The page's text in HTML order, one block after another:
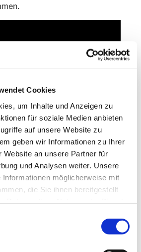
Cookies
um Inhalte und Anzeigen zu
für soziale Medien anbieten
auf unsere Website zu
geben wir Informationen zu Ihrer
Website an unsere Partner für
und Analysen weiter. Unsere
Informationen möglicherweise mit
die Sie ihnen bereitgestellt
gesegneten Sonntag!